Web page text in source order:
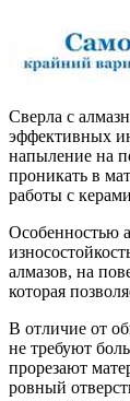
Сверла с
эффективных
напыление на
проникать в
работы с
Особенностью
алмазов, на
которая
В отличие от
не требуют
прорезают
ровный